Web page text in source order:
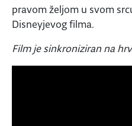
pravom željom u svom
Disneyjevog filma.
Film je sinkroniziran na